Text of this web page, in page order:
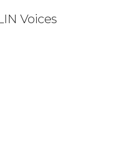
Voices